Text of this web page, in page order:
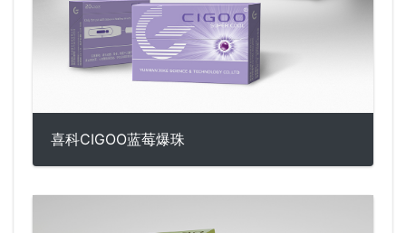
喜科CIGOO蓝莓爆珠